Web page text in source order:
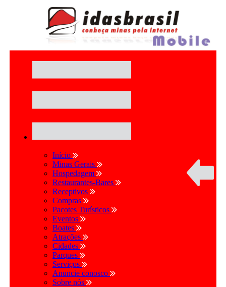
Início
Minas Gerais
Hospedagem
Restaurantes-Bares
Receptivos
Compras
Pacotes Turísticos
Eventos
Boates
Atrações
Cidades
Parques
Serviços
Anuncie conosco
Sobre nós